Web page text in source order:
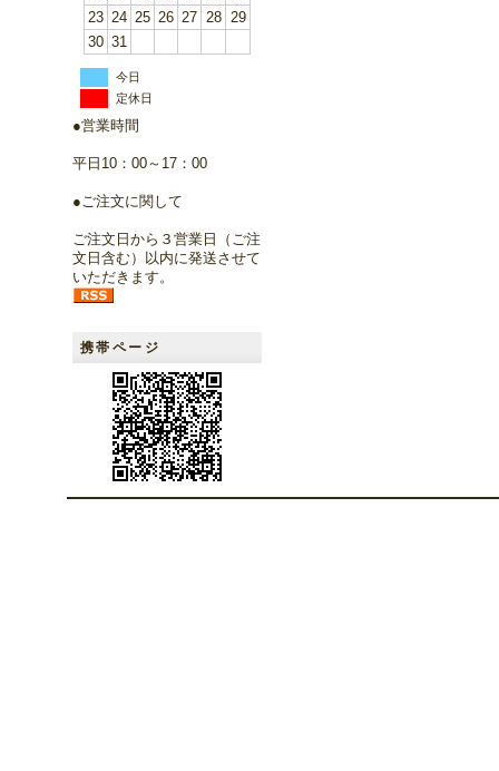
23 24 25 26 27 28 29
30 31
今日
定休日
●営業時間
平日10：00～17：00
●ご注文に関して
ご注文日から３営業日（ご注
文日含む）以内に発送させて
いただきます。
携帯ページ